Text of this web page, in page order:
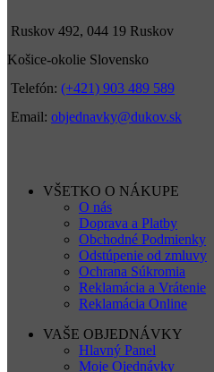
Ruskov 492, 044 19 Ruskov
Košice-okolie Slovensko
Telefón: (+421) 903 489 589
Email: objednavky@dukov.sk
VŠETKO O NÁKUPE
O nás
Doprava a Platby
Obchodné Podmienky
Odstúpenie od zmluvy
Ochrana Súkromia
Reklamácia a Vrátenie
Reklamácia Online
VAŠE OBJEDNÁVKY
Hlavný Panel
Moje Ojednávky